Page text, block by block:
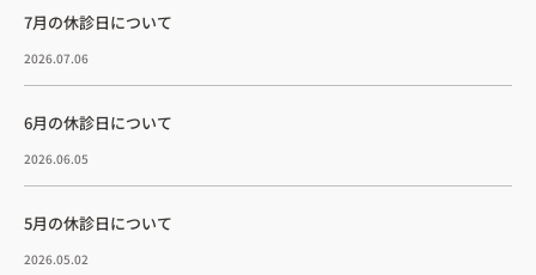
7月の休診日について
2026.07.06
6月の休診日について
2026.06.05
5月の休診日について
2026.05.02